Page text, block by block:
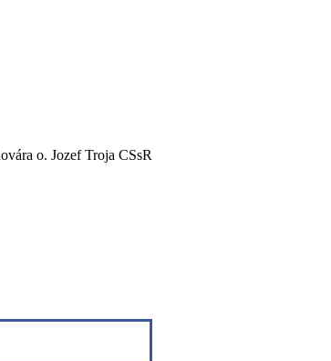
o. Jozef Troja CSsR